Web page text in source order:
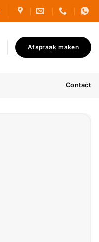
Afspraak maken
Contact